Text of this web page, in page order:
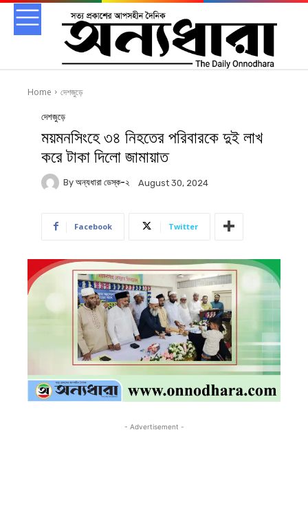
Home দেশজুড়ে
দেশজুড়ে
ময়মনসিংহে ৩৪ নিহতের পরিবারকে দুই লাখ
করে টাকা দিলো জামায়াত
By অন্যধারা ডেস্ক-২ August 30, 2024
Facebook Twitter
- Advertisement -